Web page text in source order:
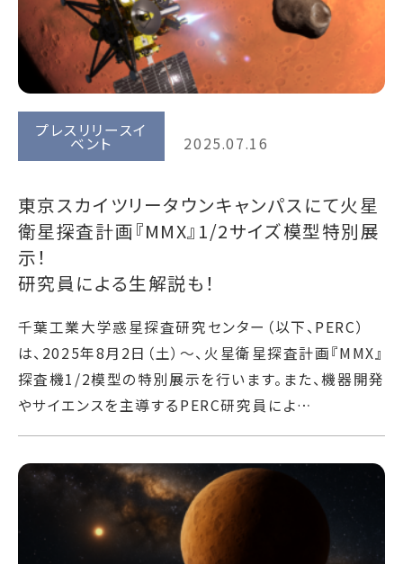
プレスリリースイ
ベント 2025.07.16
東京スカイツリータウンキャンパスにて火星
衛星探査計画『MMX』1/2サイズ模型特別展
示！
研究員による生解説も！
千葉工業大学惑星探査研究センター（以下、PERC）
は、2025年8月2日（土）～、火星衛星探査計画『MMX』
探査機1/2模型の特別展示を行います。また、機器開発
やサイエンスを主導するPERC研究員によ…